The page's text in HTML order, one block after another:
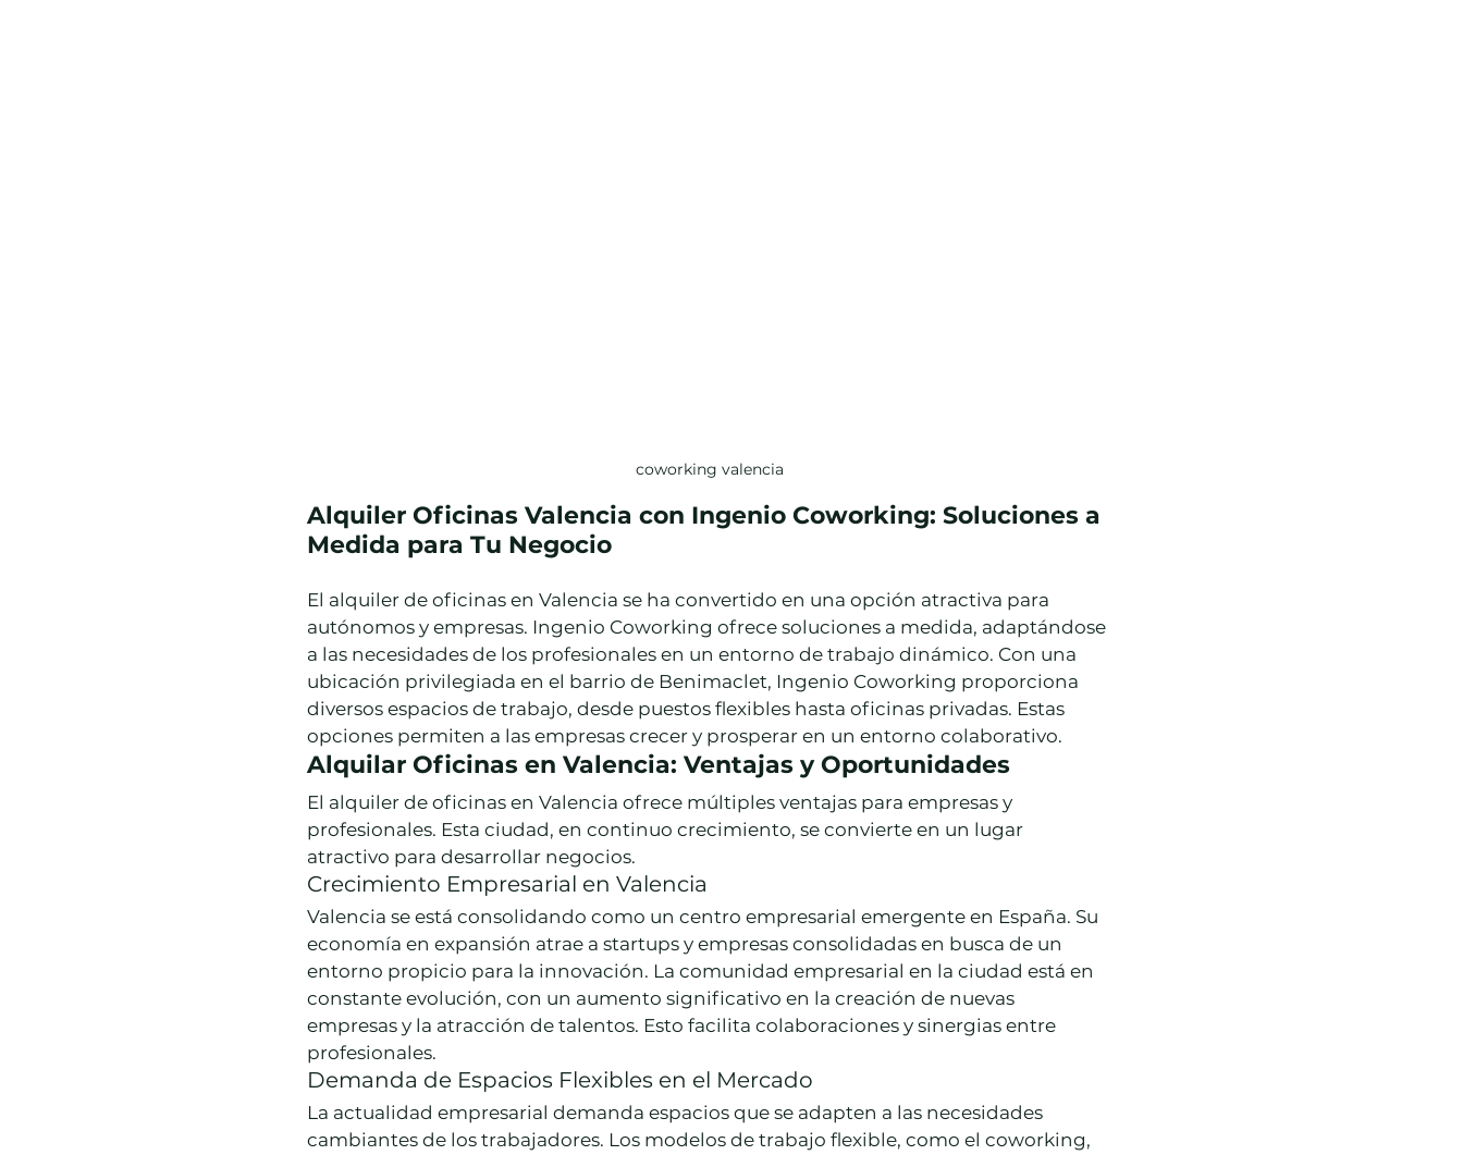
coworking valencia
Alquiler Oficinas Valencia con Ingenio Coworking: Soluciones a
Medida para Tu Negocio
El alquiler de oficinas en Valencia se ha convertido en una opción atractiva para
autónomos y empresas. Ingenio Coworking ofrece soluciones a medida, adaptándose
a las necesidades de los profesionales en un entorno de trabajo dinámico. Con una
ubicación privilegiada en el barrio de Benimaclet, Ingenio Coworking proporciona
diversos espacios de trabajo, desde puestos flexibles hasta oficinas privadas. Estas
opciones permiten a las empresas crecer y prosperar en un entorno colaborativo.
Alquilar Oficinas en Valencia: Ventajas y Oportunidades
El alquiler de oficinas en Valencia ofrece múltiples ventajas para empresas y
profesionales. Esta ciudad, en continuo crecimiento, se convierte en un lugar
atractivo para desarrollar negocios.
Crecimiento Empresarial en Valencia
Valencia se está consolidando como un centro empresarial emergente en España. Su
economía en expansión atrae a startups y empresas consolidadas en busca de un
entorno propicio para la innovación. La comunidad empresarial en la ciudad está en
constante evolución, con un aumento significativo en la creación de nuevas
empresas y la atracción de talentos. Esto facilita colaboraciones y sinergias entre
profesionales.
Demanda de Espacios Flexibles en el Mercado
La actualidad empresarial demanda espacios que se adapten a las necesidades
cambiantes de los trabajadores. Los modelos de trabajo flexible, como el coworking,